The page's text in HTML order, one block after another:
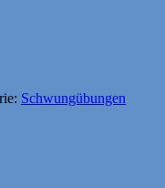
Schwungübungen